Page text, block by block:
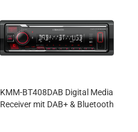
KMM-BT408DAB Digital Media
Receiver mit DAB+ & Bluetooth